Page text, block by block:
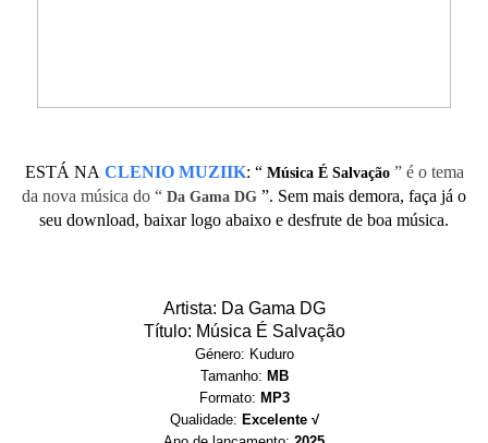
ESTÁ NA CLENIO MUZIIK: “ Música É Salvação ” é o tema
da nova música do “ Da Gama DG ”. Sem mais demora, faça já o
seu download, baixar logo abaixo e desfrute de boa música.
Artista: Da Gama DG
Título: Música É Salvação
Género: Kuduro
Tamanho: MB
Formato: MP3
Qualidade: Excelente √